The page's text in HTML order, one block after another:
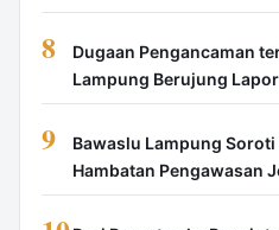
8
Dugaan Pengancaman
Lampung Berujung
9
Bawaslu Lampung
Hambatan Pengawasan